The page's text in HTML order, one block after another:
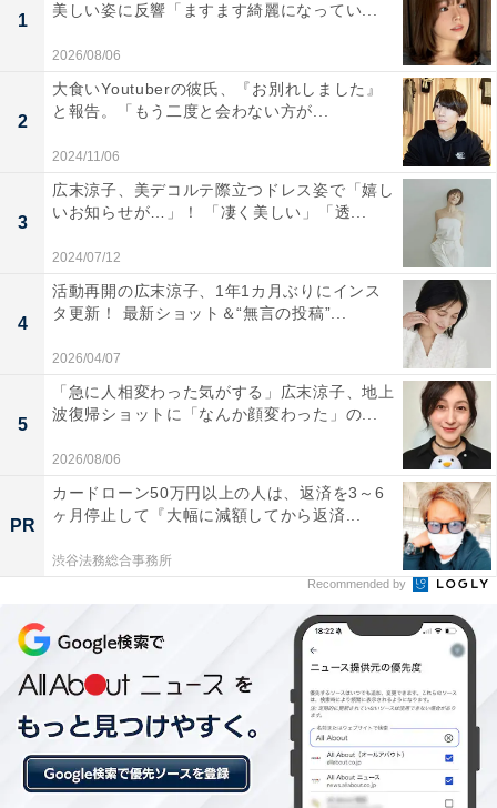
1
美しい姿に反響「ますます綺麗になってい...
2026/08/06
2
大食いYoutuberの彼氏、『お別れしました』
と報告。「もう二度と会わない方が...
2024/11/06
3
広末涼子、美デコルテ際立つドレス姿で「嬉し
いお知らせが…」！ 「凄く美しい」「透...
2024/07/12
4
活動再開の広末涼子、1年1カ月ぶりにインス
タ更新！ 最新ショット＆“無言の投稿”...
2026/04/07
5
「急に人相変わった気がする」広末涼子、地上
波復帰ショットに「なんか顔変わった」の...
2026/08/06
PR
カードローン50万円以上の人は、返済を3～6
ヶ月停止して『大幅に減額してから返済...
渋谷法務総合事務所
Recommended by